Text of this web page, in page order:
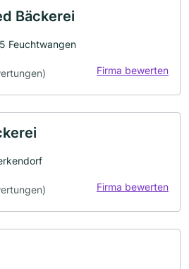
Bäckerei
Feuchtwangen
Firma bewerten
Firma bewerten